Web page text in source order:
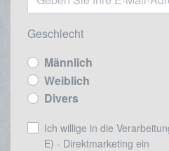
Geschlecht
Männlich
Weiblich
Divers
Ich willige in die
E) - Direktmarketing ein